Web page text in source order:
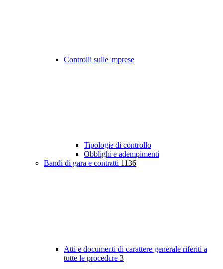
Controlli sulle imprese
Tipologie di controllo
Obblighi e adempimenti
Bandi di gara e contratti 1136
Atti e documenti di carattere generale riferiti a
tutte le procedure 3